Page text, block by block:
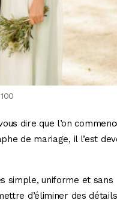
dire que l’on
de mariage, il l’est
simple, uniforme et sans
d’éliminer des détails